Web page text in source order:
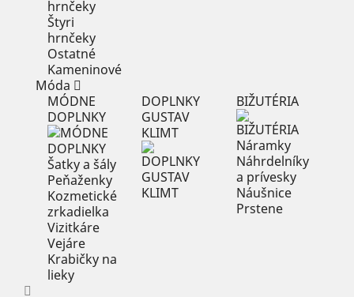
hrnčeky
Štyri
hrnčeky
Ostatné
Kameninové
Móda
MÓDNE
DOPLNKY
Šatky a šály
Peňaženky
Kozmetické
zrkadielka
Vizitkáre
Vejáre
Krabičky na
lieky
DOPLNKY
GUSTAV
KLIMT
BIŽUTÉRIA
Náramky
Náhrdelníky
a prívesky
Náušnice
Prstene